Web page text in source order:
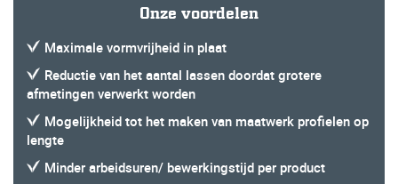
Onze voordelen
Maximale vormvrijheid in plaat
Reductie van het aantal lassen doordat grotere
afmetingen verwerkt worden
Mogelijkheid tot het maken van maatwerk profielen op
lengte
Minder arbeidsuren/ bewerkingstijd per product